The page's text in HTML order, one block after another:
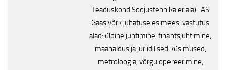
Teaduskond Soojustehnika eriala). AS
Gaasivõrk juhatuse esimees, vastutus
alad: üldine juhtimine, finantsjuhtimine,
maahaldus ja juriidilised küsimused,
metroloogia, võrgu opereerimine,